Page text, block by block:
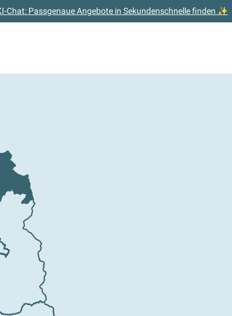
Chat: Passgenaue Angebote in Sekundenschnelle finden ✨